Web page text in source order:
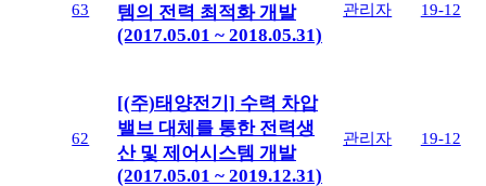
63
템의 전력 최적화 개발
(2017.05.01 ~ 2018.05.31)
관리자 19-12
62
[(주)태양전기] 수력 차압
밸브 대체를 통한 전력생
산 및 제어시스템 개발
(2017.05.01 ~ 2019.12.31)
관리자 19-12